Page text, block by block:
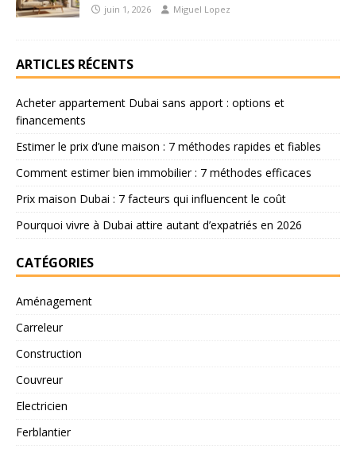
juin 1, 2026 Miguel Lopez
ARTICLES RÉCENTS
Acheter appartement Dubai sans apport : options et
financements
Estimer le prix d’une maison : 7 méthodes rapides et fiables
Comment estimer bien immobilier : 7 méthodes efficaces
Prix maison Dubai : 7 facteurs qui influencent le coût
Pourquoi vivre à Dubai attire autant d’expatriés en 2026
CATÉGORIES
Aménagement
Carreleur
Construction
Couvreur
Electricien
Ferblantier